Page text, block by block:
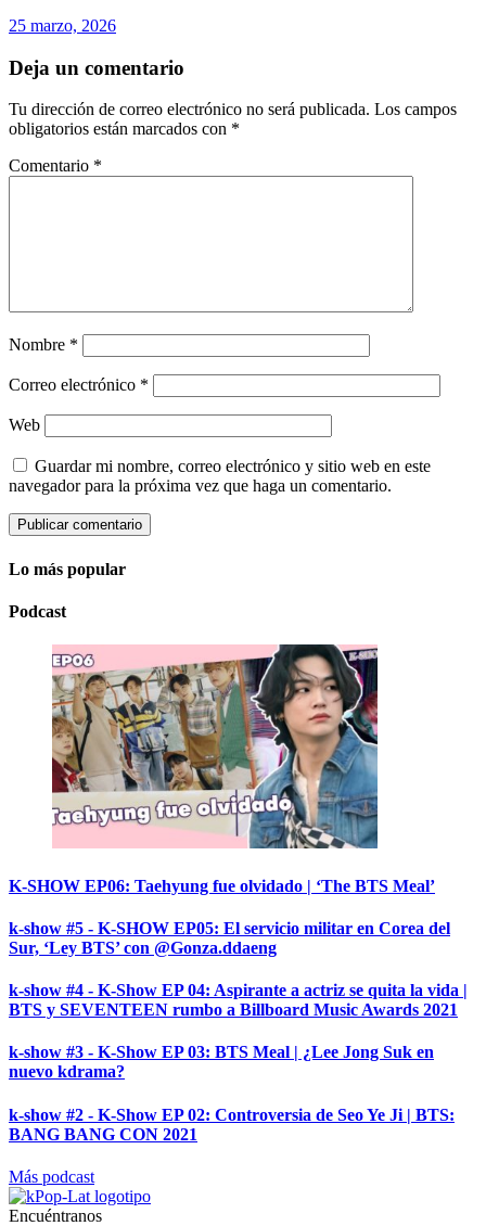
25 marzo, 2026
Deja un comentario
Tu dirección de correo electrónico no será publicada. Los campos
obligatorios están marcados con *
Comentario *
Nombre *
Correo electrónico *
Web
Guardar mi nombre, correo electrónico y sitio web en este
navegador para la próxima vez que haga un comentario.
Lo más popular
Podcast
K-SHOW EP06: Taehyung fue olvidado | ‘The BTS Meal’
k-show #5 - K-SHOW EP05: El servicio militar en Corea del
Sur, ‘Ley BTS’ con @Gonza.ddaeng
k-show #4 - K-Show EP 04: Aspirante a actriz se quita la vida |
BTS y SEVENTEEN rumbo a Billboard Music Awards 2021
k-show #3 - K-Show EP 03: BTS Meal | ¿Lee Jong Suk en
nuevo kdrama?
k-show #2 - K-Show EP 02: Controversia de Seo Ye Ji | BTS:
BANG BANG CON 2021
Más podcast
Encuéntranos